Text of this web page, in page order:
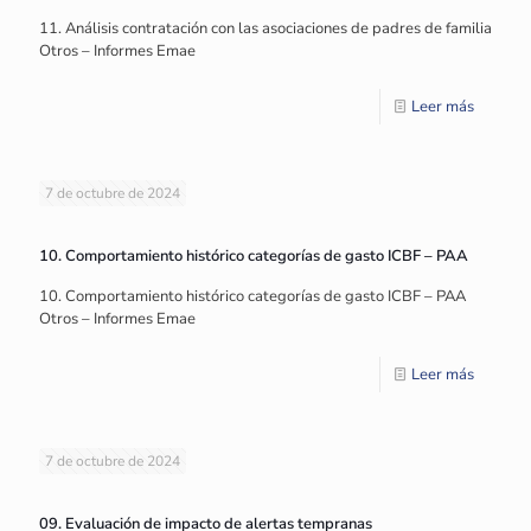
11. Análisis contratación con las asociaciones de padres de familia
Otros – Informes Emae
Leer más
7 de octubre de 2024
10. Comportamiento histórico categorías de gasto ICBF – PAA
10. Comportamiento histórico categorías de gasto ICBF – PAA
Otros – Informes Emae
Leer más
7 de octubre de 2024
09. Evaluación de impacto de alertas tempranas